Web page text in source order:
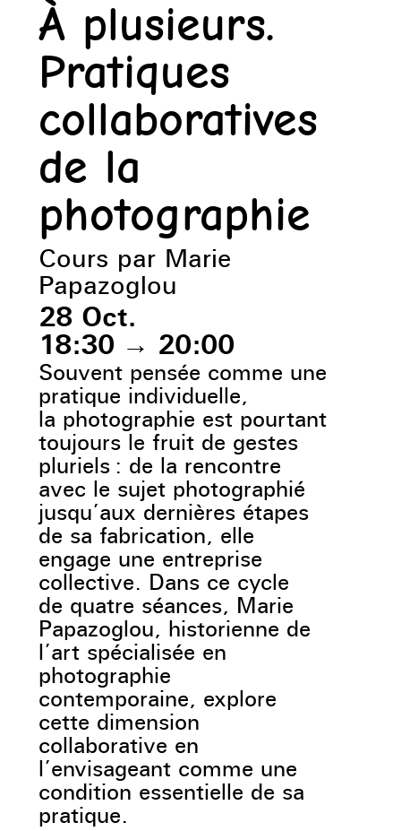
À plusieurs.
Pratiques
collaboratives
de la
photographie
Cours par Marie
Papazoglou
28 Oct.
18:30 → 20:00
Souvent pensée comme une
pratique individuelle,
la photographie est pourtant
toujours le fruit de gestes
pluriels : de la rencontre
avec le sujet photographié
jusqu’aux dernières étapes
de sa fabrication, elle
engage une entreprise
collective. Dans ce cycle
de quatre séances, Marie
Papazoglou, historienne de
l’art spécialisée en
photographie
contemporaine, explore
cette dimension
collaborative en
l’envisageant comme une
condition essentielle de sa
pratique.